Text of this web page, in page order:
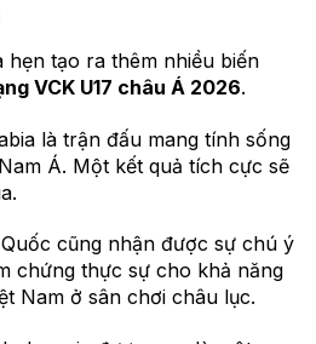
hẹn tạo ra thêm nhiều biến
VCK U17 châu Á 2026.
là trận đấu mang tính sống
Á. Một kết quả tích cực sẽ
cũng nhận được sự chú ý
chứng thực sự cho khả năng
Nam ở sân chơi châu lục.